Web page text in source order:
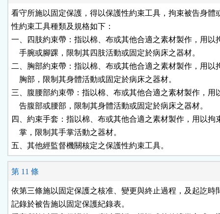
看守所施以固定保護，得以保護性約束工具，拘束被告身體
性約束工具種類及規格如下：
一、四肢約束帶：指以棉、布或其他合適之素材製作，用以
    手腕或腳踝，限制其四肢活動或固定於病床之器材。
二、胸部約束帶：指以棉、布或其他合適之素材製作，用以
    胸部，限制其身體活動或固定於病床之器材。
三、腹腰部約束帶：指以棉、布或其他合適之素材製作，用
    告腹部或腰部，限制其身體活動或固定於病床之器材。
四、約束手套：指以棉、布或其他合適之素材製作，用以拘
    掌，限制其手掌活動之器材。
五、其他經監督機關核定之保護性約束工具。
第 11 條
依第三條施以固定保護之核准、變更與終止過程，及起訖時
記錄於被告施以固定保護紀錄表。